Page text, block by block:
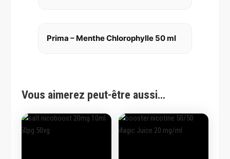
Prima – Menthe Chlorophylle 50 ml
Vous aimerez peut-être aussi…